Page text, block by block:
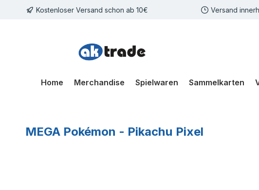
Hauptinhalt springen
Zur Suche springen
Zur Hauptnavigation springen
Kostenloser Versand schon ab 10€ Versand
Home Merchandise Spielwaren Sammelkarten
MEGA Pokémon - Pikachu Pixel